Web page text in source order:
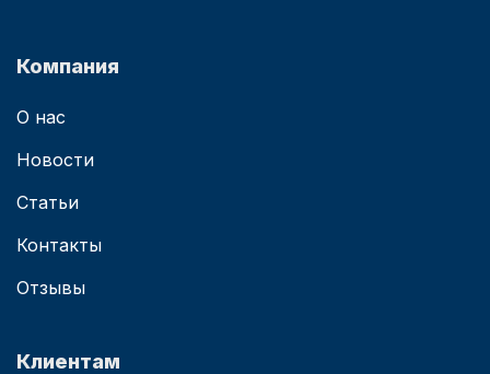
Компания
О нас
Новости
Статьи
Контакты
Отзывы
Клиентам